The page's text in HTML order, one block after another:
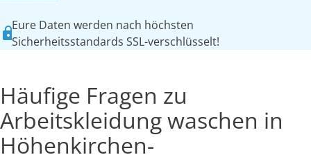
Eure Daten werden nach höchsten
Sicherheitsstandards SSL-verschlüsselt!
Häufige Fragen zu
Arbeitskleidung waschen in
Höhenkirchen-